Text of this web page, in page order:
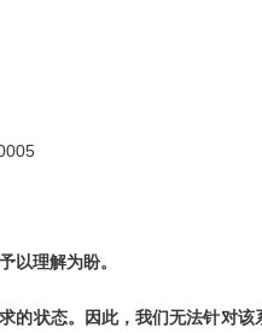
以理解为盼。
状态。因此，我们无法针对该